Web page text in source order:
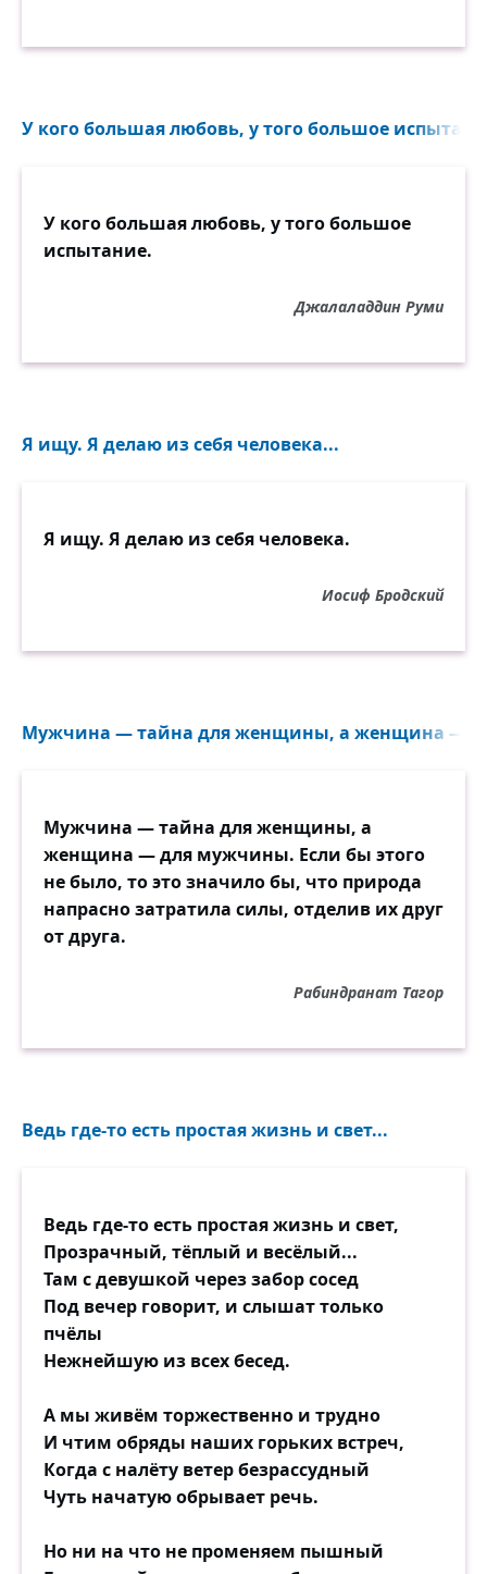
У кого большая любовь, у того большое
У кого большая любовь, у того большое
испытание.
Джалаладдин Руми
Я ищу. Я делаю из себя человека...
Я ищу. Я делаю из себя человека.
Иосиф Бродский
Мужчина — тайна для женщины, а женщина —
Мужчина — тайна для женщины, а
женщина — для мужчины. Если бы этого
не было, то это значило бы, что природа
напрасно затратила силы, отделив их друг
от друга.
Рабиндранат Тагор
Ведь где-то есть простая жизнь и свет...
Ведь где-то есть простая жизнь и свет,
Прозрачный, тёплый и весёлый...
Там с девушкой через забор сосед
Под вечер говорит, и слышат только
пчёлы
Нежнейшую из всех бесед.
А мы живём торжественно и трудно
И чтим обряды наших горьких встреч,
Когда с налёту ветер безрассудный
Чуть начатую обрывает речь.
Но ни на что не променяем пышный